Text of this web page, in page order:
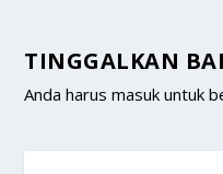
TINGGALKAN
Anda harusmasuk untuk